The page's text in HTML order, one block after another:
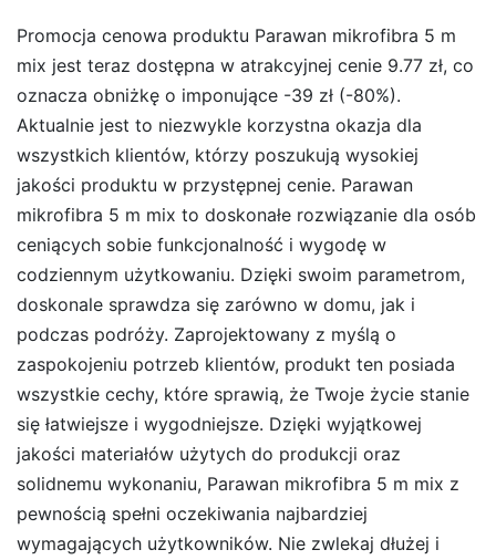
Promocja cenowa produktu Parawan mikrofibra 5 m
mix jest teraz dostępna w atrakcyjnej cenie 9.77 zł, co
oznacza obniżkę o imponujące -39 zł (-80%).
Aktualnie jest to niezwykle korzystna okazja dla
wszystkich klientów, którzy poszukują wysokiej
jakości produktu w przystępnej cenie. Parawan
mikrofibra 5 m mix to doskonałe rozwiązanie dla osób
ceniących sobie funkcjonalność i wygodę w
codziennym użytkowaniu. Dzięki swoim parametrom,
doskonale sprawdza się zarówno w domu, jak i
podczas podróży. Zaprojektowany z myślą o
zaspokojeniu potrzeb klientów, produkt ten posiada
wszystkie cechy, które sprawią, że Twoje życie stanie
się łatwiejsze i wygodniejsze. Dzięki wyjątkowej
jakości materiałów użytych do produkcji oraz
solidnemu wykonaniu, Parawan mikrofibra 5 m mix z
pewnością spełni oczekiwania najbardziej
wymagających użytkowników. Nie zwlekaj dłużej i